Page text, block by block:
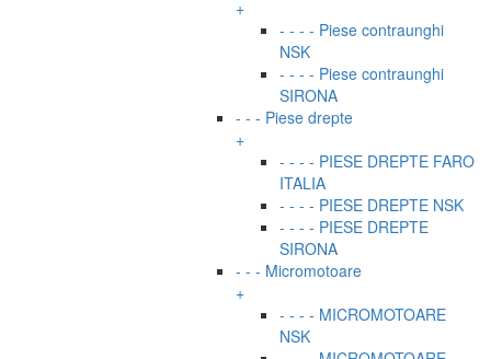
+
- - - - Piese contraunghi
NSK
- - - - Piese contraunghi
SIRONA
- - - Piese drepte
+
- - - - PIESE DREPTE FARO
ITALIA
- - - - PIESE DREPTE NSK
- - - - PIESE DREPTE
SIRONA
- - - Micromotoare
+
- - - - MICROMOTOARE
NSK